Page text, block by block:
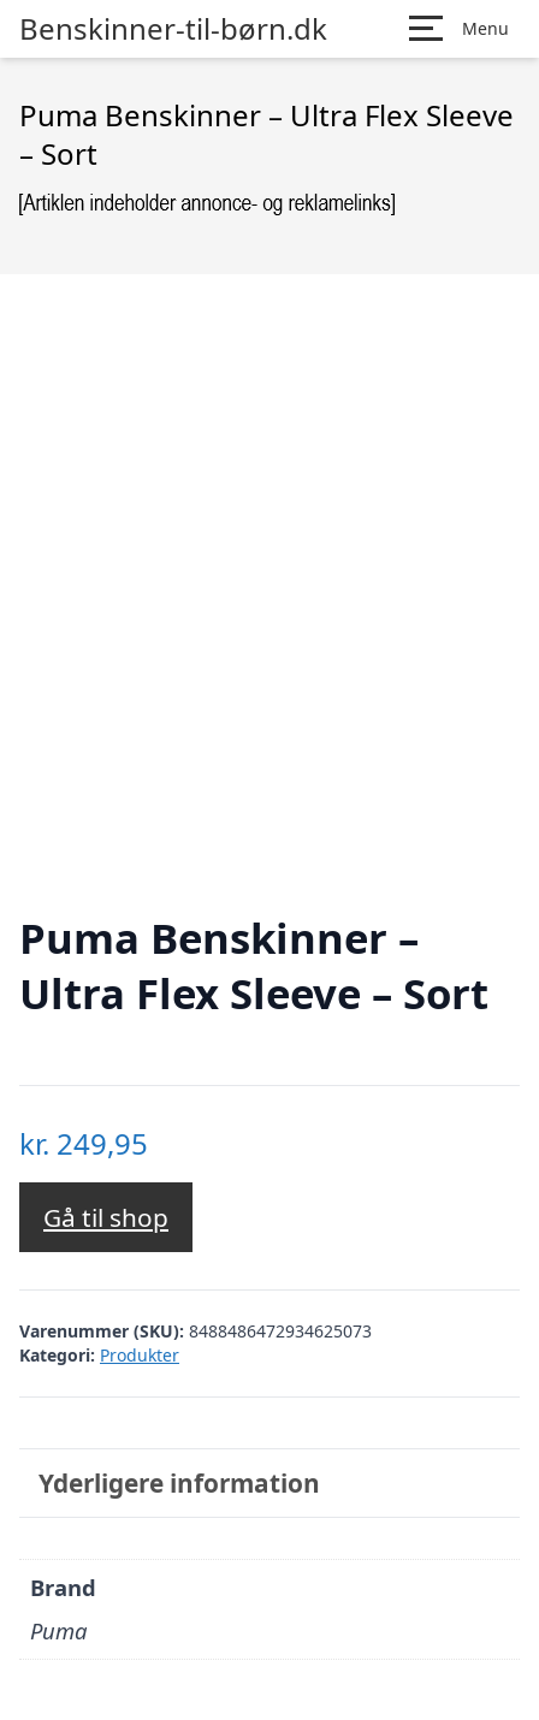
Benskinner-til-børn.dk Menu
Puma Benskinner – Ultra Flex Sleeve
– Sort
Puma Benskinner –
Ultra Flex Sleeve – Sort
kr. 249,95
Gå til shop
Varenummer (SKU): 8488486472934625073
Kategori: Produkter
Yderligere information
Brand
Puma